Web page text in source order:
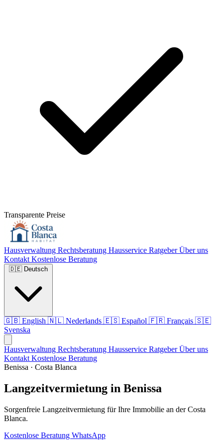
Transparente Preise
Hausverwaltung Rechtsberatung Hausservice RatgeberÜber uns
Kontakt Kostenlose Beratung
🇩🇪 Deutsch
🇬🇧 English 🇳🇱 Nederlands 🇪🇸 Español 🇫🇷 Français 🇸🇪
Svenska
Hausverwaltung Rechtsberatung Hausservice RatgeberÜber uns
Kontakt Kostenlose Beratung
Benissa · Costa Blanca
Langzeitvermietung in Benissa
Sorgenfreie Langzeitvermietung für Ihre Immobilie an der Costa
Blanca.
Kostenlose Beratung WhatsApp